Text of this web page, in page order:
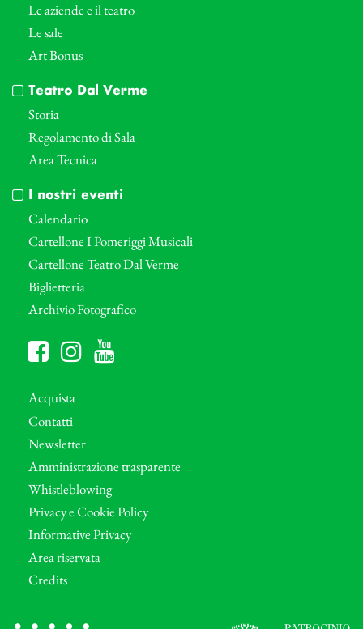
Le aziende e il teatro
Le sale
Art Bonus
Teatro Dal Verme
Storia
Regolamento di Sala
Area Tecnica
I nostri eventi
Calendario
Cartellone I Pomeriggi Musicali
Cartellone Teatro Dal Verme
Biglietteria
Archivio Fotografico
Acquista
Contatti
Newsletter
Amministrazione trasparente
Whistleblowing
Privacy e Cookie Policy
Informative Privacy
Area riservata
Credits